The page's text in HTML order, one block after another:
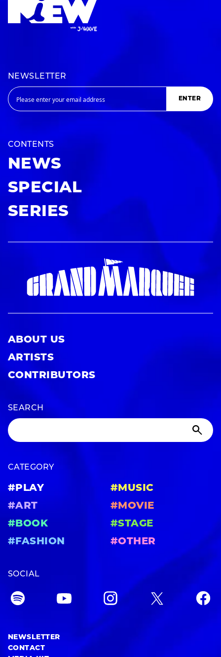
NEWSLETTER
ENTER
CONTENTS
NEWS
SPECIAL
SERIES
ABOUT US
ARTISTS
CONTRIBUTORS
SEARCH
CATEGORY
#PLAY
#MUSIC
#ART
#MOVIE
#BOOK
#STAGE
#FASHION
#OTHER
SOCIAL
NEWSLETTER
CONTACT